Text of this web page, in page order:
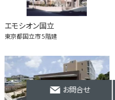
エモシオン国立
東京都国立市5階建
お問合せ